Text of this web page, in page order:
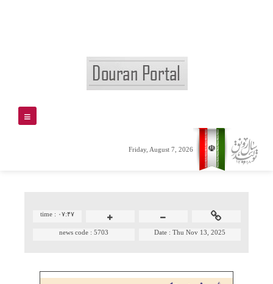
Friday, August 7, 2026
time : ۰۷:۴۷
Date : Thu Nov 13, 2025
news code : 5703